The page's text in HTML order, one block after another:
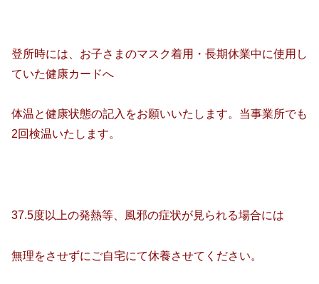
登所時には、お子さまのマスク着用・長期休業中に使用し
ていた健康カードへ
体温と健康状態の記入をお願いいたします。当事業所でも
2回検温いたします。
37.5度以上の発熱等、風邪の症状が見られる場合には
無理をさせずにご自宅にて休養させてください。